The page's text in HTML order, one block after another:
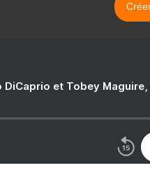
DiCaprio et Tobey